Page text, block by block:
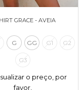
GRACE - AVEIA
G GG G1 G2
G3
o preço, por
favor,